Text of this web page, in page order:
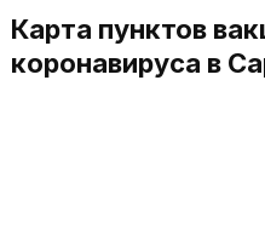
Карта пунктов
коронавируса в